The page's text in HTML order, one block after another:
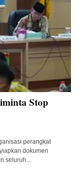
Stop
perangkat
dokumen
seluruh...